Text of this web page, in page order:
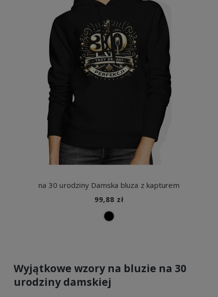
na 30 urodziny Damska bluza z kapturem
99,88 zł
Wyjątkowe wzory na bluzie na 30
urodziny damskiej